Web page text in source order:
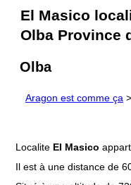
El Masico
Olba Province
Olba
Aragon est comme ça >
Localite El Masico
Il est à une distance de